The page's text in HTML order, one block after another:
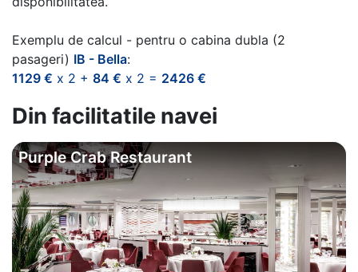
Exemplu de calcul - pentru o cabina dubla (2
pasageri) IB - Bella:
1129 € x 2 + 84 € x 2 = 2426 €
Din facilitatile navei
Purple Crab Restaurant